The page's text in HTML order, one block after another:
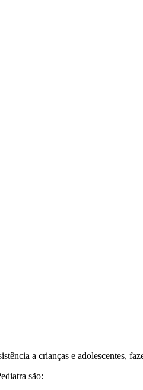
a crianças e adolescentes,
são: